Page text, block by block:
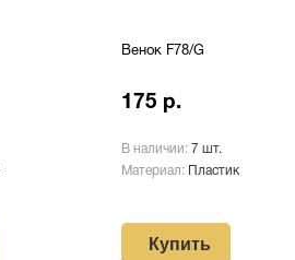
Венок F78/G
175 р.
В наличии: 7 шт.
Материал:
Пластик
Купить